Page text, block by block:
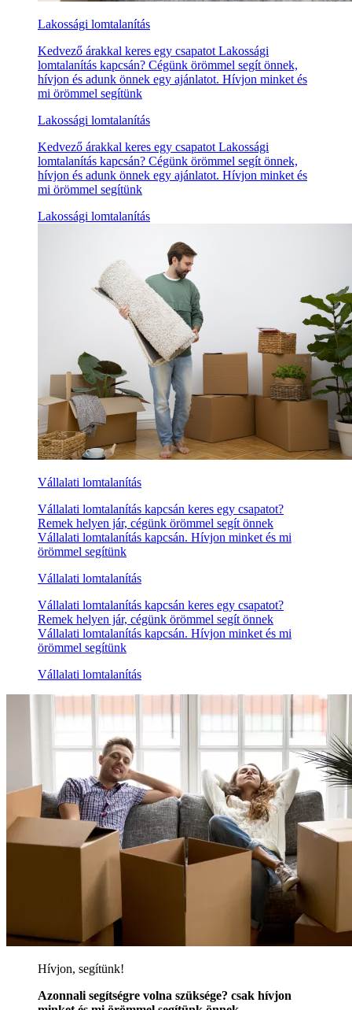
Lakossági lomtalanítás
Kedvező árakkal keres egy csapatot Lakossági
lomtalanítás kapcsán? Cégünk örömmel segít önnek,
hívjon és adunk önnek egy ajánlatot. Hívjon minket és
mi örömmel segítünk
Lakossági lomtalanítás
Kedvező árakkal keres egy csapatot Lakossági
lomtalanítás kapcsán? Cégünk örömmel segít önnek,
hívjon és adunk önnek egy ajánlatot. Hívjon minket és
mi örömmel segítünk
Lakossági lomtalanítás
Vállalati lomtalanítás
Vállalati lomtalanítás kapcsán keres egy csapatot?
Remek helyen jár, cégünk örömmel segít önnek
Vállalati lomtalanítás kapcsán. Hívjon minket és mi
örömmel segítünk
Vállalati lomtalanítás
Vállalati lomtalanítás kapcsán keres egy csapatot?
Remek helyen jár, cégünk örömmel segít önnek
Vállalati lomtalanítás kapcsán. Hívjon minket és mi
örömmel segítünk
Vállalati lomtalanítás
Hívjon, segítünk!
Azonnali segítségre volna szüksége? csak hívjon